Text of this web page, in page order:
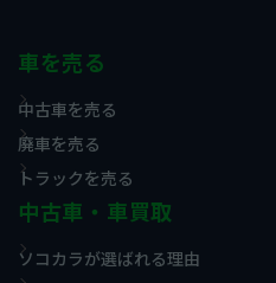
車を売る
中古車を売る
廃車を売る
トラックを売る
中古車・車買取
ソコカラが選ばれる理由